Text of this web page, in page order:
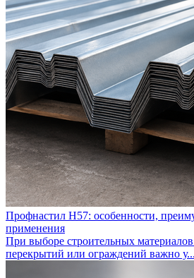
Профнастил Н57: особенности,
применения
При выборе строительных
перекрытий или ограждений важно у...